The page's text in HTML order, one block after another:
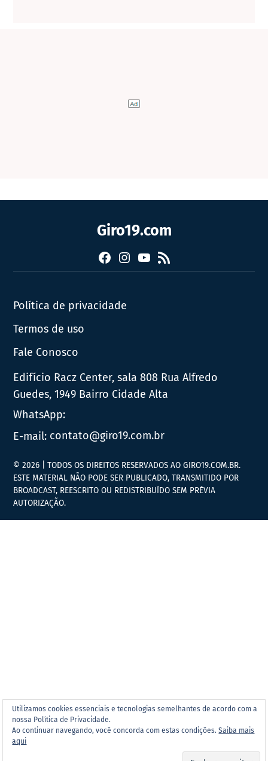
Giro19.com
FacebookInstagram
YouTube
RSS
Política de privacidade
Termos de uso
Fale Conosco
Edifício Racz Center, sala 808 Rua Alfredo
Guedes, 1949 Bairro Cidade Alta
WhatsApp:
E-mail: contato@giro19.com.br
Utilizamos cookies essenciais e tecnologias semelhantes de acordo com a
nossa Política de Privacidade.
Ao continuar navegando, você concorda com estas condições.Saiba mais
aqui
© 2026 | TODOS OS DIREITOS RESERVADOS AO GIRO19.COM.BR.
ESTE MATERIAL NÃO PODE SER PUBLICADO, TRANSMITIDO POR
BROADCAST, REESCRITO OU REDISTRIBUÍDO SEM PRÉVIA
AUTORIZAÇÃO.